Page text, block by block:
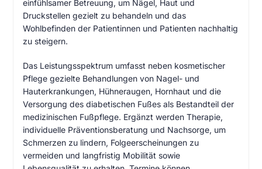
einfühlsamer Betreuung, um Nägel, Haut und
Druckstellen gezielt zu behandeln und das
Wohlbefinden der Patientinnen und Patienten nachhaltig
zu steigern.
Das Leistungsspektrum umfasst neben kosmetischer
Pflege gezielte Behandlungen von Nagel- und
Hauterkrankungen, Hühneraugen, Hornhaut und die
Versorgung des diabetischen Fußes als Bestandteil der
medizinischen Fußpflege. Ergänzt werden Therapie,
individuelle Präventionsberatung und Nachsorge, um
Schmerzen zu lindern, Folgeerscheinungen zu
vermeiden und langfristig Mobilität sowie